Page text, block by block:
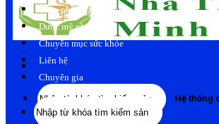
Tìm
kiếm:
Hệ thống
Thực phẩm chức năng
Dược mỹ phẩm
Chuyên mục sức khỏe
Liên hệ
Chuyên gia
Tìm
kiếm: